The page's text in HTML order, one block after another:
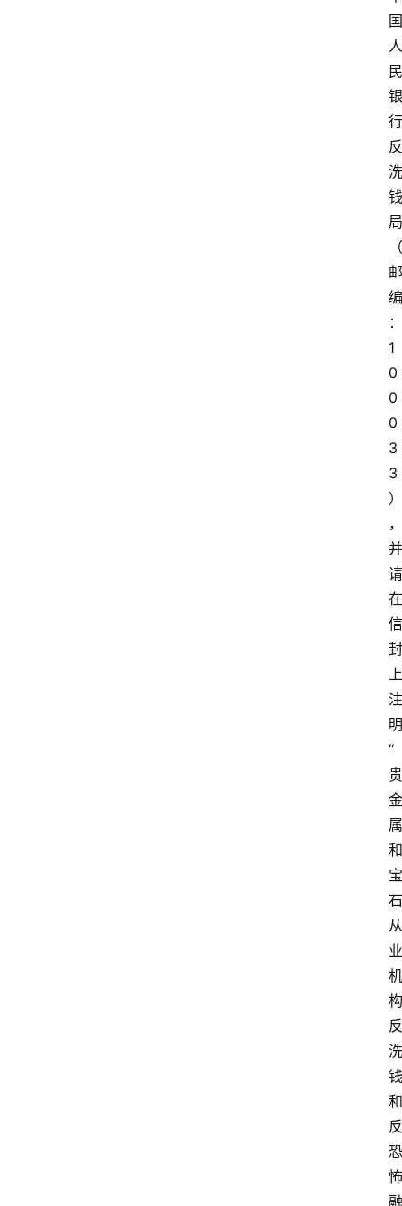
国
人
民
银
行
反
洗
钱
局
（
邮
编
：
1
0
0
0
3
3
）
，
并
请
在
信
封
上
注
明
“
贵
金
属
和
宝
石
从
业
机
构
反
洗
钱
和
反
恐
怖
融